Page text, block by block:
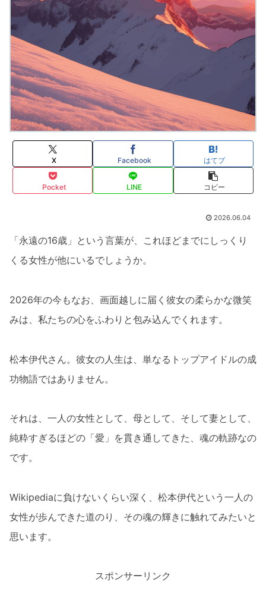
X Facebook はてブ
Pocket LINE コピー
2026.06.04
「永遠の16歳」という言葉が、これほどまでにしっくり
くる女性が他にいるでしょうか。
2026年の今もなお、画面越しに届く彼女の柔らかな微笑
みは、私たちの心をふわりと包み込んでくれます。
松本伊代さん。彼女の人生は、単なるトップアイドルの成
功物語ではありません。
それは、一人の女性として、母として、そして妻として、
純粋すぎるほどの「愛」を貫き通してきた、魂の軌跡なの
です。
Wikipediaに負けないくらい深く、松本伊代という一人の
女性が歩んできた道のり、その魂の輝きに触れてみたいと
思います。
スポンサーリンク